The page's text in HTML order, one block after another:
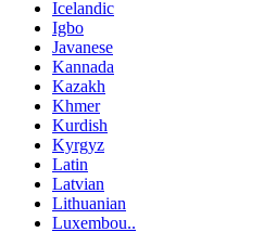
Icelandic
Igbo
Javanese
Kannada
Kazakh
Khmer
Kurdish
Kyrgyz
Latin
Latvian
Lithuanian
Luxembou..